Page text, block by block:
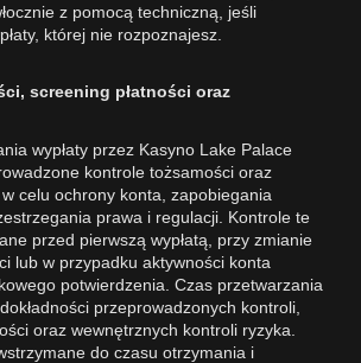
z pomocą techniczną, jeśli
której nie rozpoznajesz.
screening płatności oraz
wypłaty przez Kasyno Lake Palace
kontrole tożsamości oraz
celu ochrony konta, zapobiegania
prawa i regulacji. Kontrole te
przed pierwszą wypłatą, przy zmianie
lub w przypadku aktywności konta
potwierdzenia. Czas przetwarzania
przeprowadzonych kontroli,
oraz wewnętrznych kontroli ryzyka.
do czasu otrzymania i